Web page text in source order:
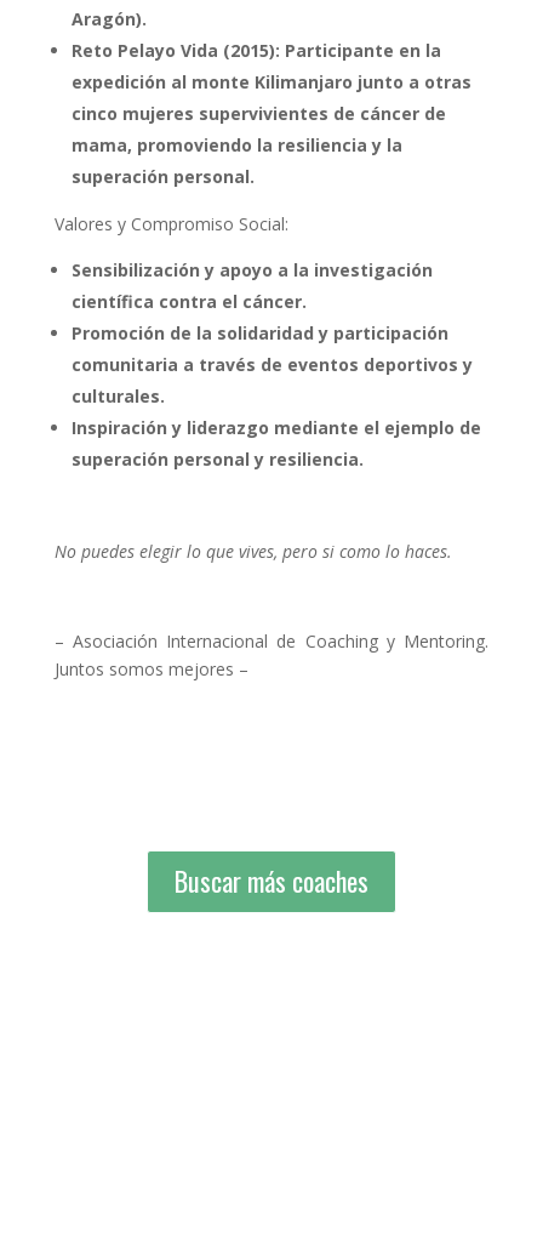
Aragón).
Reto Pelayo Vida (2015): Participante en la
expedición al monte Kilimanjaro junto a otras
cinco mujeres supervivientes de cáncer de
mama, promoviendo la resiliencia y la
superación personal.
Valores y Compromiso Social:
Sensibilización y apoyo a la investigación
científica contra el cáncer.
Promoción de la solidaridad y participación
comunitaria a través de eventos deportivos y
culturales.
Inspiración y liderazgo mediante el ejemplo de
superación personal y resiliencia.
No puedes elegir lo que vives, pero si como lo haces.
– Asociación Internacional de Coaching y Mentoring.
Juntos somos mejores –
Buscar más coaches